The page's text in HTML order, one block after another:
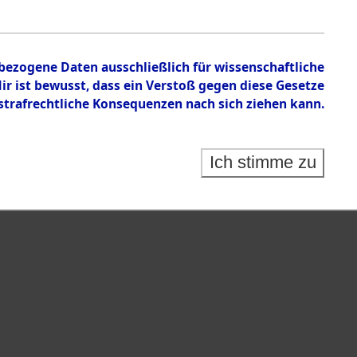
Daten ausschließlich für wissenschaftliche
bewusst, dass ein Verstoß gegen diese Gesetze
Konsequenzen nach sich ziehen kann.
Ich stimme zu